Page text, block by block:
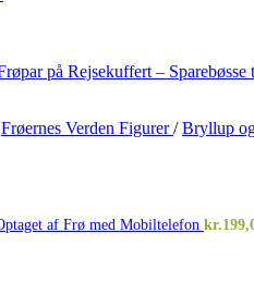
Frøernes Verden Figurer/ Bryllup
af Frø med Mobiltelefon kr.